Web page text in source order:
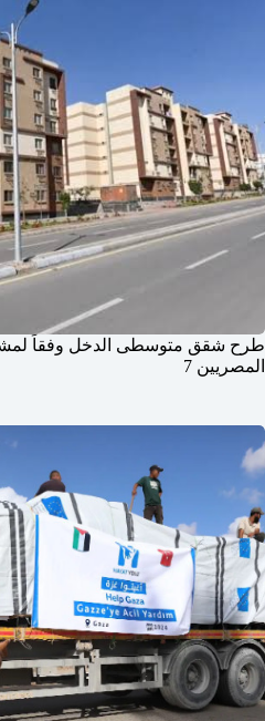
طرح شقق متوسطى الدخل وفقاً
المصريين 7